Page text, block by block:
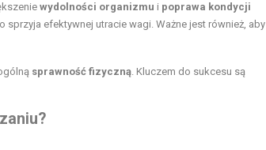
wydolności organizmu i poprawa kondycji
efektywnej utracie wagi. Ważne jest również, aby
sprawność fizyczną. Kluczem do sukcesu są